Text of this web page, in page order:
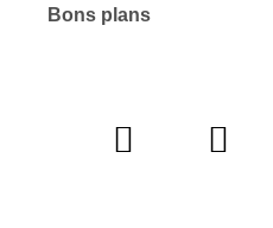
Bons plans